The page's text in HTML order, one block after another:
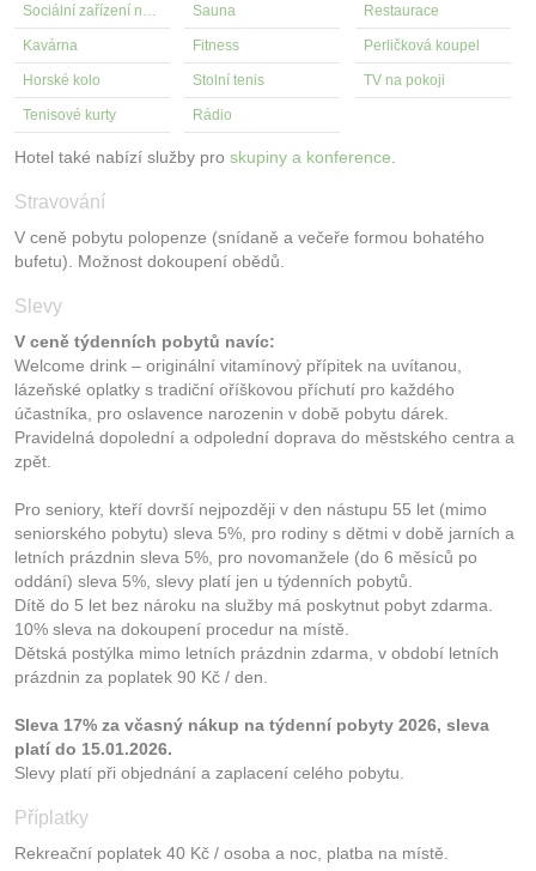
Sociální zařízení na pokoji Sauna Restaurace
Kavárna Fitness Perličková koupel
Horské kolo Stolní tenis TV na pokoji
Tenisové kurty Rádio
Hotel také nabízí služby pro skupiny a konference.
Stravování
V ceně pobytu polopenze (snídaně a večeře formou bohatého
bufetu). Možnost dokoupení obědů.
Slevy
V ceně týdenních pobytů navíc:
Welcome drink – originální vitamínový přípitek na uvítanou,
lázeňské oplatky s tradiční oříškovou příchutí pro každého
účastníka, pro oslavence narozenin v době pobytu dárek.
Pravidelná dopolední a odpolední doprava do městského centra a
zpět.
Pro seniory, kteří dovrší nejpozději v den nástupu 55 let (mimo
seniorského pobytu) sleva 5%, pro rodiny s dětmi v době jarních a
letních prázdnin sleva 5%, pro novomanžele (do 6 měsíců po
oddání) sleva 5%, slevy platí jen u týdenních pobytů.
Dítě do 5 let bez nároku na služby má poskytnut pobyt zdarma.
10% sleva na dokoupení procedur na místě.
Dětská postýlka mimo letních prázdnin zdarma, v období letních
prázdnin za poplatek 90 Kč / den.
Sleva 17% za včasný nákup na týdenní pobyty 2026, sleva
platí do 15.01.2026.
Slevy platí při objednání a zaplacení celého pobytu.
Příplatky
Rekreační poplatek 40 Kč / osoba a noc, platba na místě.